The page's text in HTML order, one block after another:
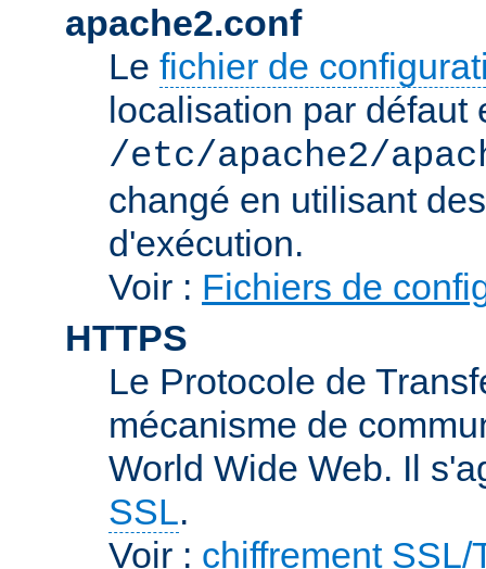
apache2.conf
Le fichier de
localisation par défaut
/etc/apache2/
changé en utilisant
d'exécution.
Voir : Fichiers de
HTTPS
Le Protocole de
mécanisme de
World Wide Web. Il
SSL.
Voir : chiffrement SSL/